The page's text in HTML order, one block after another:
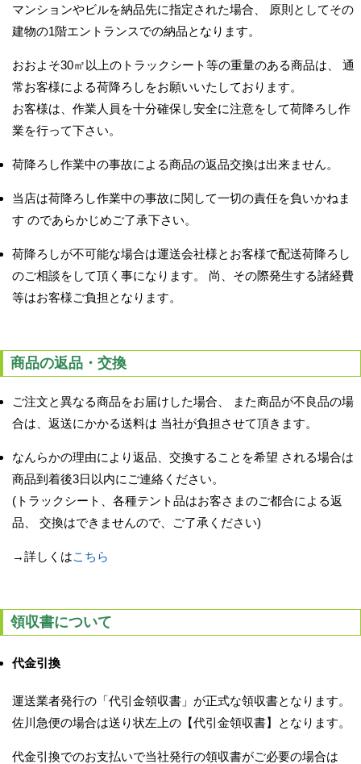
マンションやビルを納品先に指定された場合、 原則としてその
建物の1階エントランスでの納品となります。
おおよそ30㎡以上のトラックシート等の重量のある商品は、 通
常お客様による荷降ろしをお願いいたしております。
お客様は、作業人員を十分確保し安全に注意をして荷降ろし作
業を行って下さい。
荷降ろし作業中の事故による商品の返品交換は出来ません。
当店は荷降ろし作業中の事故に関して一切の責任を負いかねま
す のであらかじめご了承下さい。
荷降ろしが不可能な場合は運送会社様とお客様で配送荷降ろし
のご相談をして頂く事になります。 尚、その際発生する諸経費
等はお客様ご負担となります。
商品の返品・交換
ご注文と異なる商品をお届けした場合、 また商品が不良品の場
合は、返送にかかる送料は 当社が負担させて頂きます。
なんらかの理由により返品、交換することを希望 される場合は
商品到着後3日以内にご連絡ください。
(トラックシート、各種テント品はお客さまのご都合による返
品、 交換はできませんので、ご了承ください)
→詳しくはこちら
領収書について
代金引換
運送業者発行の「代引金領収書」が正式な領収書となります。
佐川急便の場合は送り状左上の【代引金領収書】となります。
代金引換でのお支払いで当社発行の領収書がご必要の場合は